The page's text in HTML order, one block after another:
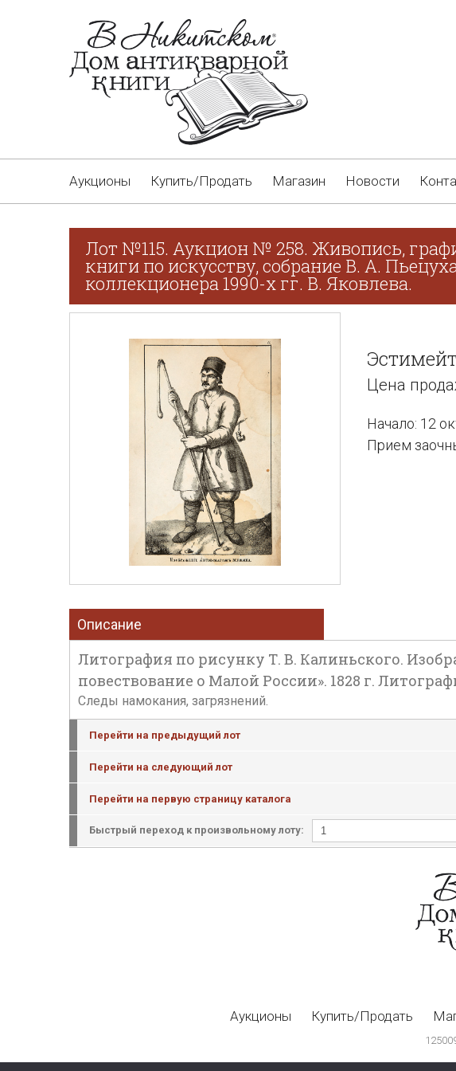
Аукционы Купить/Продать Магазин Новости
Лот №115. Аукцион № 258. Живопись,
книги по искусству, собрание В. А.
коллекционера 1990-х гг. В. Яковлева.
Цена
Начало: 12
Прием
Описание
Литография по рисунку Т. В. Калиньского.
повествование о Малой России». 1828 г.
Следы намокания, загрязнений.
Перейти на предыдущий лот
Перейти на следующий лот
Перейти на первую страницу каталога
Быстрый переход к произвольному лоту:
Аукционы Купить/Продать